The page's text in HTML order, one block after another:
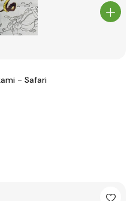
- Safari